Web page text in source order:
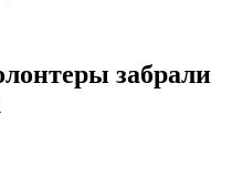
забрали